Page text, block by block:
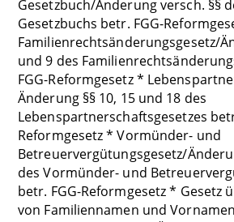
Gesetzbuch/Änderung versch. §§
Gesetzbuchs betr. FGG-
Familienrechtsänderungsgesetz/
und 9 des
FGG-Reformgesetz *
Änderung §§ 10, 15 und 18 des
Lebenspartnerschaftsgesetzes
Reformgesetz * Vormünder- und
Betreuervergütungsgesetz/
des Vormünder- und
betr. FGG-Reformgesetz * Gesetz
von Familiennamen und